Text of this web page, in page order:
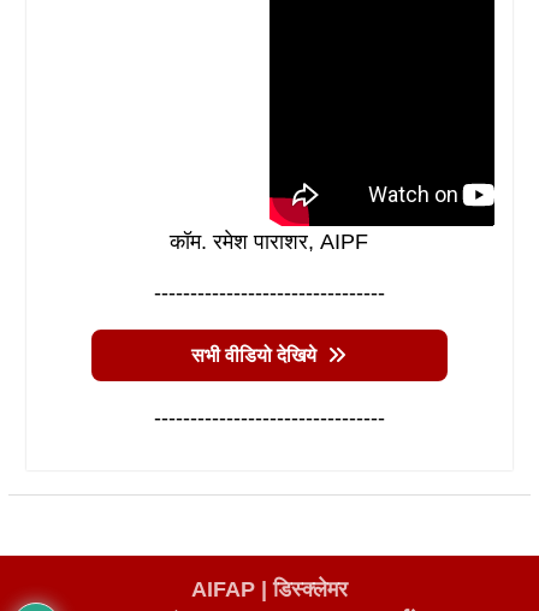
कॉम. रमेश पाराशर, AIPF
--------------------------------
सभी वीडियो देखिये
--------------------------------
AIFAP |डिस्क्लेमर